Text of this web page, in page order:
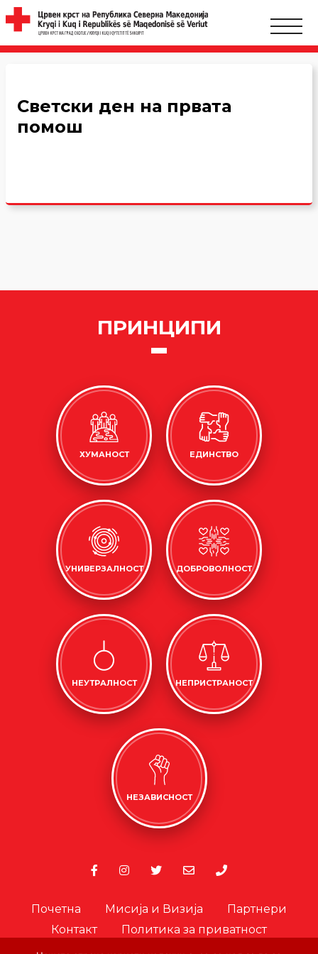
Светски ден на првата
помош
ПРИНЦИПИ
ХУМАНОСТ ЕДИНСТВО
УНИВЕРЗАЛНОСТ ДОБРОВОЛНОСТ
НЕУТРАЛНОСТ НЕПРИСТРАНОСТ
НЕЗАВИСНОСТ
Почетна Мисија и Визија
Партнери
Контакт
Политика за приватност
Политика за колачиња